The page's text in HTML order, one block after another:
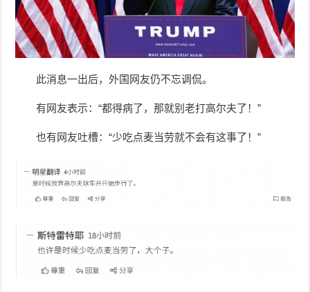
此消息一出后，外国网友仍不忘调侃。
有网友表示：“都得病了，那就别老打高尔夫了！”
也有网友吐槽：“少吃点麦当劳就不会有这事了！”